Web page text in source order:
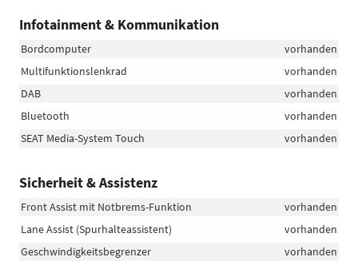
Infotainment & Kommunikation
Bordcomputer
vorhanden
Multifunktionslenkrad
vorhanden
DAB
vorhanden
Bluetooth
vorhanden
SEAT Media-System Touch
vorhanden
Sicherheit & Assistenz
Front Assist mit Notbrems-Funktion
vorhanden
Lane Assist (Spurhalteassistent)
vorhanden
Geschwindigkeitsbegrenzer
vorhanden